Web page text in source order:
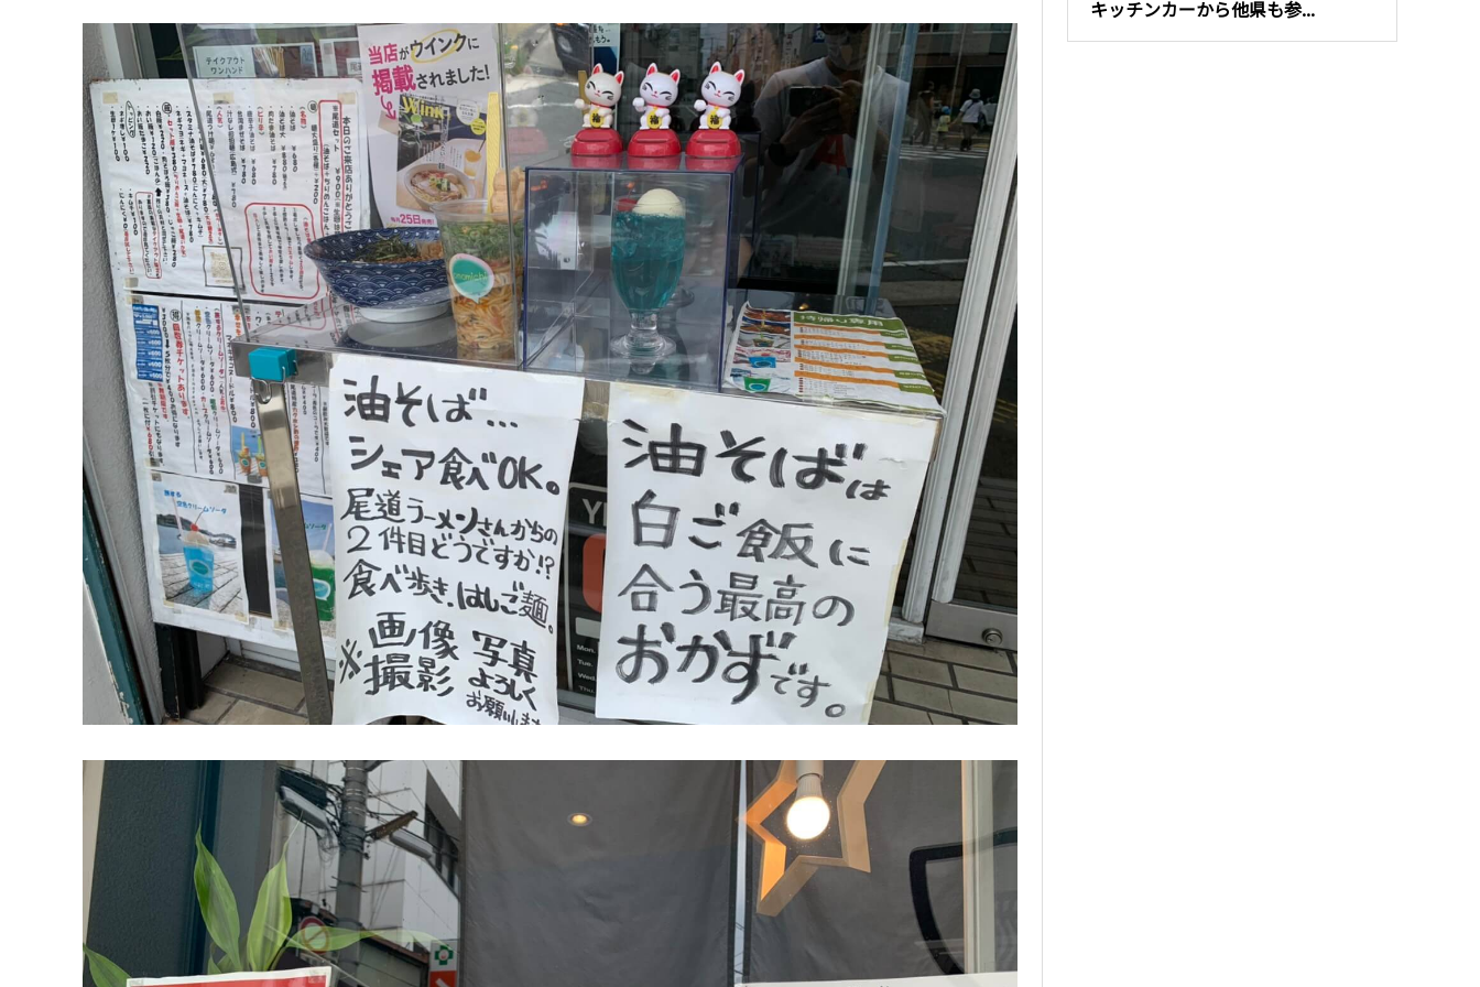
キッチンカーから他県も参...